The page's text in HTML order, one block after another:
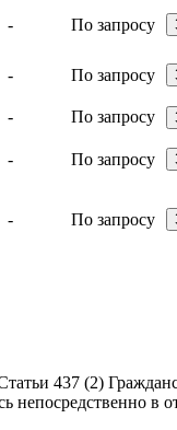
- По запросу
- По запросу
- По запросу
- По запросу
- По запросу
437 (2)
непосредственно в